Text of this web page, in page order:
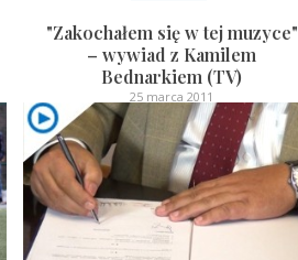
"Zakochałem się w tej muzyce"
– wywiad z Kamilem
Bednarkiem (TV)
25 marca 2011